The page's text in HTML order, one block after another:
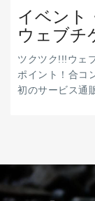
イベント
ウェブチ
ツクツク!!!ウェ
ポイント！合コ
初のサービス通